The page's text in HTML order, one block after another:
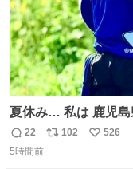
夏休み… 私は 鹿児島県人ですが 幼い頃は 夏休みになると
母の郷… 山梨へ遊びに行く
ヶ月近く泊まって … … 今の私は 医療従事者 お盆休み
返
信
22
リ
102
い
526
5時間前